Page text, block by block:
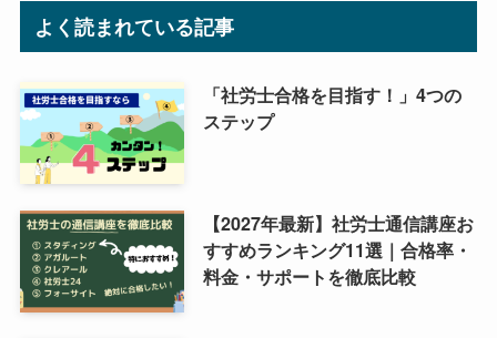
よく読まれている記事
「社労士合格を目指す！」4つの
ステップ
【2027年最新】社労士通信講座お
すすめランキング11選｜合格率・
料金・サポートを徹底比較